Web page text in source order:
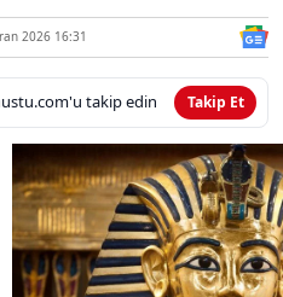
2026 16:31
takip edin Takip Et